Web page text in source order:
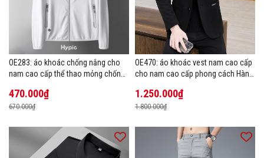
OE283: áo khoác chống nắng cho
nam cao cấp thể thao mỏng chống
470.000₫
670.000₫
OE470: áo khoác vest nam cao cấp
cho nam cao cấp phong cách Hàn
1.250.000₫
1.800.000₫